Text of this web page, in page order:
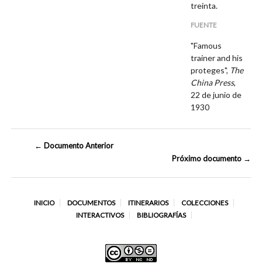
treinta.
FUENTE
"Famous
trainer and his
proteges", The
China Press,
22 de junio de
1930
← Documento Anterior
Próximo documento →
INICIO DOCUMENTOS ITINERARIOS
COLECCIONES
INTERACTIVOS
BIBLIOGRAFÍAS